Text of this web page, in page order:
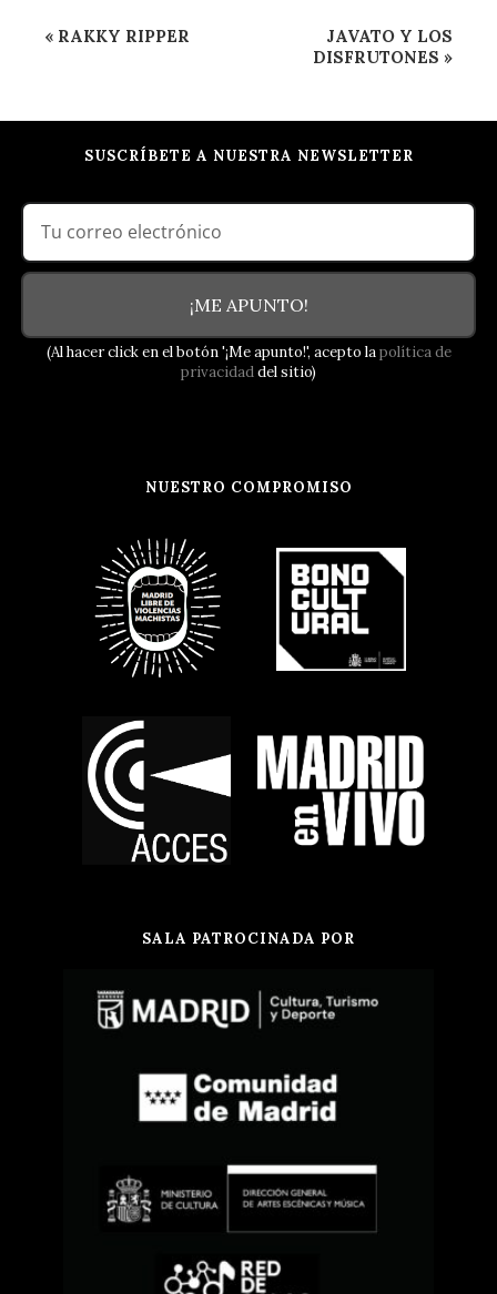
Navegación
« RAKKY RIPPER
JAVATO Y LOS
DISFRUTONES »
SUSCRÍBETE A NUESTRA NEWSLETTER
¡ME APUNTO!
(Al hacer click en el botón '¡Me apunto!', acepto lapolítica de
privacidaddel sitio)
NUESTRO COMPROMISO
SALA PATROCINADA POR